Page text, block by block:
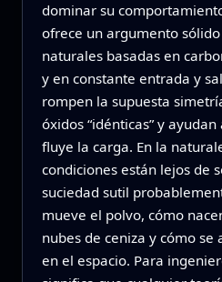
dominar su
ofrece un argumento
naturales basadas en
y en constante entrada y
rompen la supuesta
óxidos “idénticas” y
fluye la carga. En la
condiciones están lejos de
suciedad sutil
mueve el polvo, cómo
nubes de ceniza y cómo
en el espacio. Para